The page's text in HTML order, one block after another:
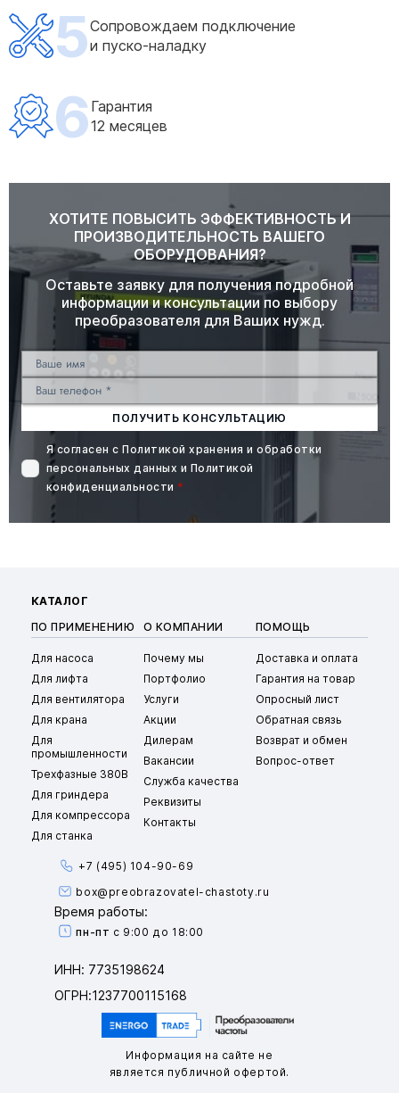
5Сопровождаем подключение
и пуско-наладку
6 Гарантия
12 месяцев
ХОТИТЕ ПОВЫСИТЬ ЭФФЕКТИВНОСТЬ И
ПРОИЗВОДИТЕЛЬНОСТЬ ВАШЕГО
ОБОРУДОВАНИЯ?
Оставьте заявку для получения подробной
информации и консультации по выбору
преобразователя для Ваших нужд.
ПОЛУЧИТЬ КОНСУЛЬТАЦИЮ
Я согласен сПолитикой хранения и обработки
персональных данных и Политикой
конфиденциальности *
КАТАЛОГ
ПО ПРИМЕНЕНИЮ
Для насоса
Для лифта
Для вентилятора
Для крана
Для
промышленности
Трехфазные 380В
Для гриндера
Для компрессора
Для станка
О КОМПАНИИ
Почему мы
Портфолио
Услуги
Акции
Дилерам
Вакансии
Служба качества
Реквизиты
Контакты
ПОМОЩЬ
Доставка и оплата
Гарантия на товар
Опросный лист
Обратная связь
Возврат и обмен
Вопрос-ответ
+7 (495) 104-90-69
box@preobrazovatel-chastoty.ru
Время работы:
пн-пт с 9:00 до 18:00
ИНН: 7735198624
ОГРН:1237700115168
Информация на сайте не
является публичной офертой.